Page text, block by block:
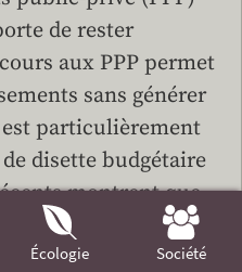
Écologie Société
de rester
aux PPP permet
sans générer
est particulièrement
disette budgétaire
montrent que
à long terme pour
des